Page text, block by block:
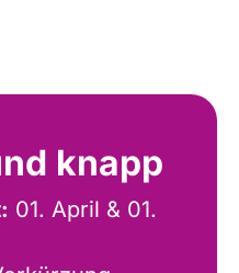
knapp
01. April & 01.